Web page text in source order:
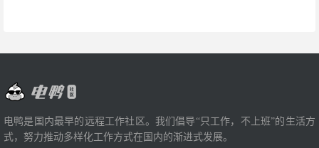
电鸭是国内最早的远程工作社区。我们倡导“只工作，不上班”的生活方
式，努力推动多样化工作方式在国内的渐进式发展。